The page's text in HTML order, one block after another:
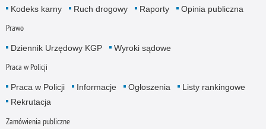
Kodeks karny
Ruch drogowy Raporty Opinia publiczna
Prawo
Dziennik Urzędowy KGP Wyroki sądowe
Praca w Policji
Praca w Policji Informacje Ogłoszenia
Listy rankingowe
Rekrutacja
Zamówienia publiczne